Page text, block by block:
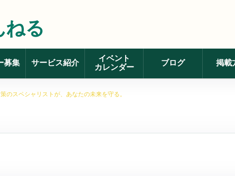
ねる
募集 サービス紹介
イベント
カレンダー
ブログ 掲載
のスペシャリストが、あなたの未来を守る。